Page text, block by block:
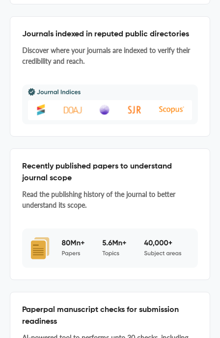
Journals indexed in reputed public directories
Discover where your journals are indexed to verify their
credibility and reach.
Recently published papers to understand
journal scope
Read the publishing history of the journal to better
understand its scope.
Paperpal manuscript checks for submission
readiness